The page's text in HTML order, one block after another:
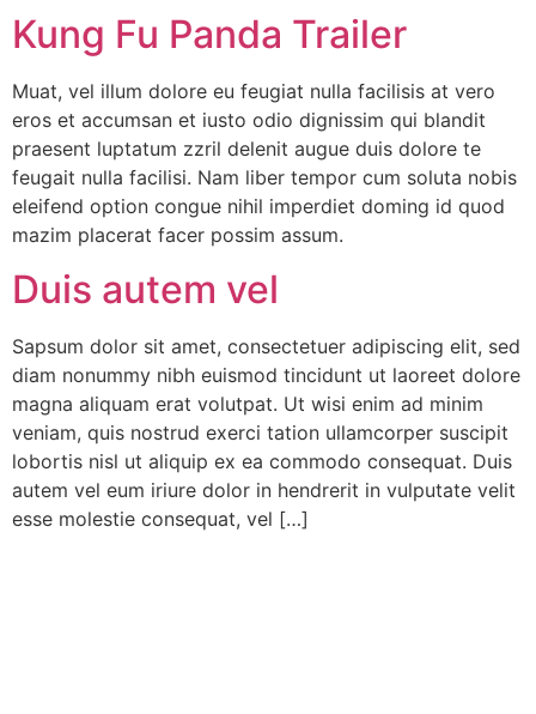
Kung Fu Panda Trailer
Muat, vel illum dolore eu feugiat nulla facilisis at vero
eros et accumsan et iusto odio dignissim qui blandit
praesent luptatum zzril delenit augue duis dolore te
feugait nulla facilisi. Nam liber tempor cum soluta nobis
eleifend option congue nihil imperdiet doming id quod
mazim placerat facer possim assum.
Duis autem vel
Sapsum dolor sit amet, consectetuer adipiscing elit, sed
diam nonummy nibh euismod tincidunt ut laoreet dolore
magna aliquam erat volutpat. Ut wisi enim ad minim
veniam, quis nostrud exerci tation ullamcorper suscipit
lobortis nisl ut aliquip ex ea commodo consequat. Duis
autem vel eum iriure dolor in hendrerit in vulputate velit
esse molestie consequat, vel […]